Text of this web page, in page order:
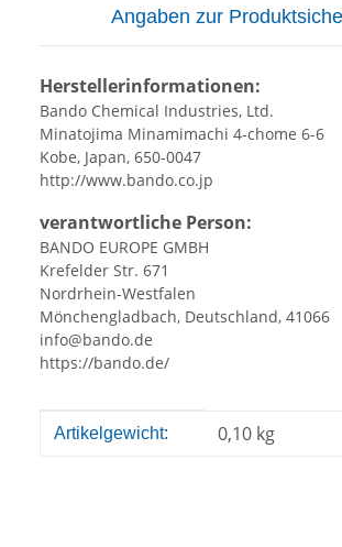
Angaben zur
Herstellerinformationen:
Bando Chemical Industries, Ltd.
Minatojima Minamimachi 4-chome 6-6
Kobe, Japan, 650-0047
http://www.bando.co.jp
verantwortliche Person:
BANDO EUROPE GMBH
Krefelder Str. 671
Nordrhein-Westfalen
Mönchengladbach, Deutschland, 41066
info@bando.de
https://bando.de/
Produkteigenschaft
Wert
Artikelgewicht: 0,10 kg